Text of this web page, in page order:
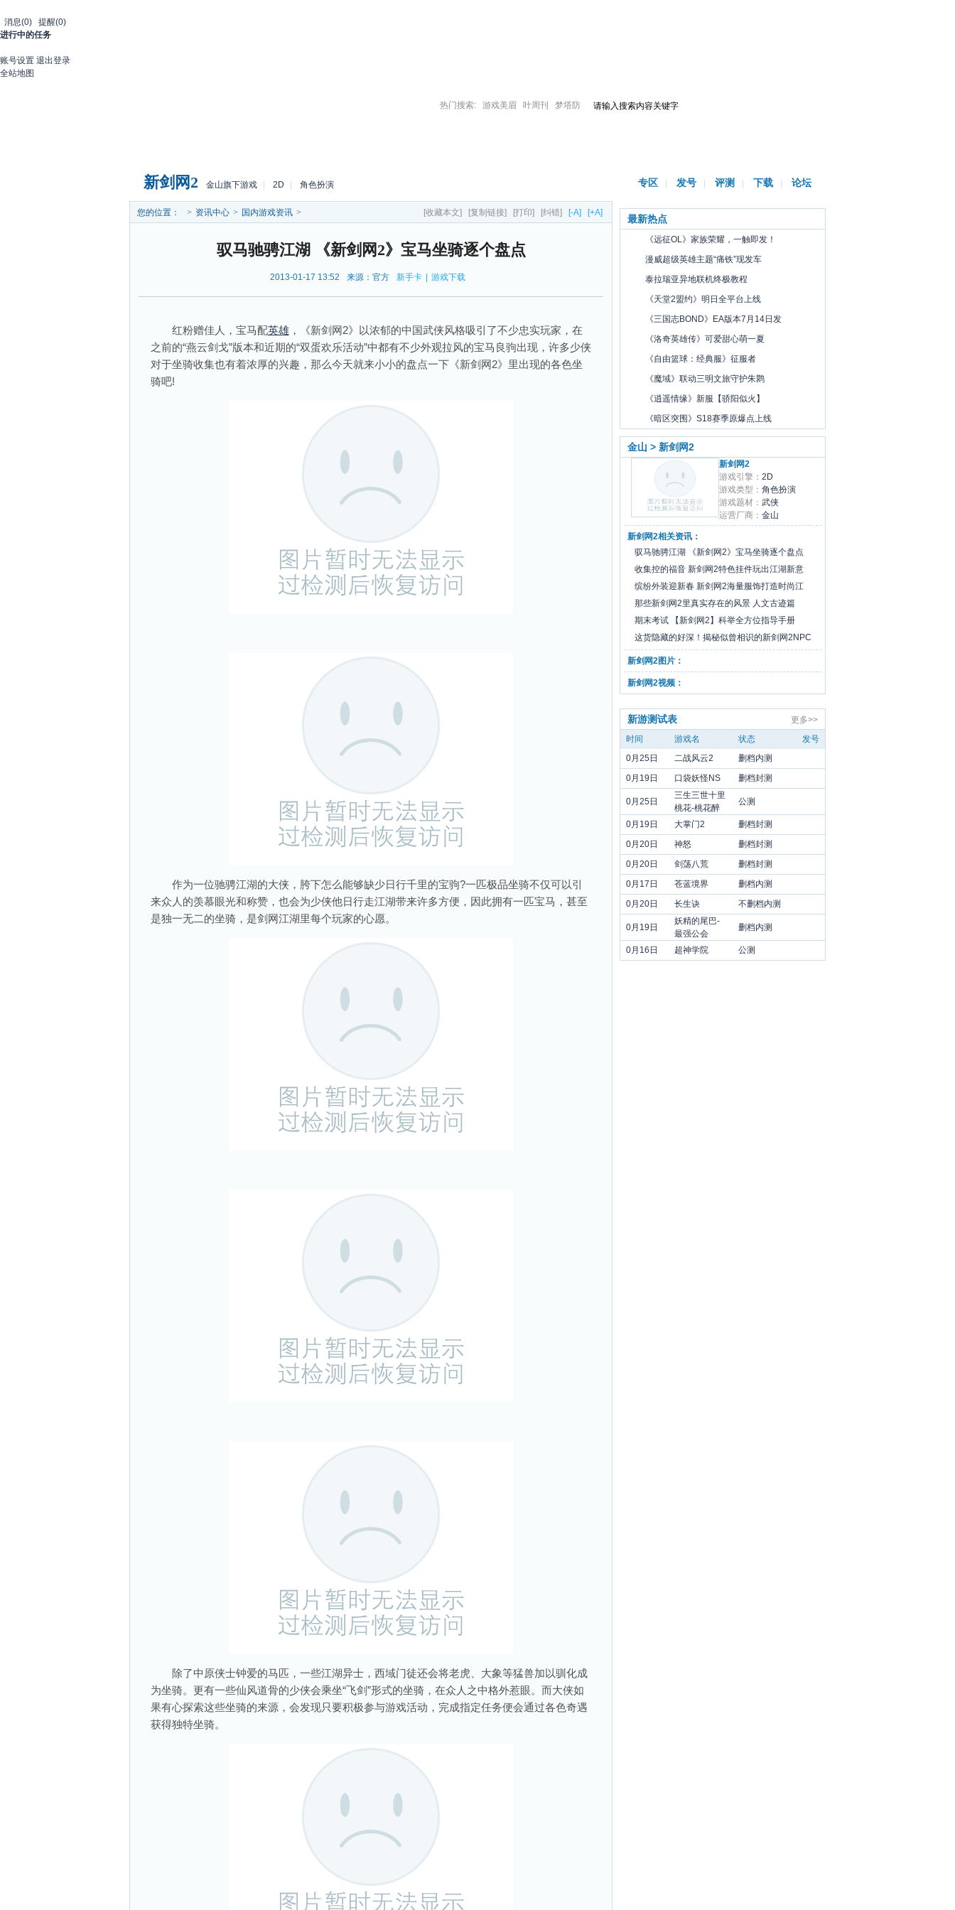
消息(0) 提醒(0)
进行中的任务
账号设置 退出登录
全站地图
热门搜索: 游戏美眉 叶周刊 梦塔防
新剑网2 金山旗下游戏 2D 角色扮演 专区 发号 评测 下载 论坛
您的位置： > 资讯中心 > 国内游戏资讯 > [收藏本文] [复制链接] [打印] [纠错] [-A] [+A]
驭马驰骋江湖 《新剑网2》宝马坐骑逐个盘点
2013-01-17 13:52 来源：官方 新手卡 游戏下载
红粉赠佳人，宝马配英雄，《新剑网2》以浓郁的中国武侠风格吸引了不少忠实玩家，在
之前的“燕云剑戈”版本和近期的“双蛋欢乐活动”中都有不少外观拉风的宝马良驹出现，许多少侠
对于坐骑收集也有着浓厚的兴趣，那么今天就来小小的盘点一下《新剑网2》里出现的各色坐
骑吧!
作为一位驰骋江湖的大侠，胯下怎么能够缺少日行千里的宝驹?一匹极品坐骑不仅可以引
来众人的羡慕眼光和称赞，也会为少侠他日行走江湖带来许多方便，因此拥有一匹宝马，甚至
是独一无二的坐骑，是剑网江湖里每个玩家的心愿。
除了中原侠士钟爱的马匹，一些江湖异士，西域门徒还会将老虎、大象等猛兽加以驯化成
为坐骑。更有一些仙风道骨的少侠会乘坐“飞剑”形式的坐骑，在众人之中格外惹眼。而大侠如
果有心探索这些坐骑的来源，会发现只要积极参与游戏活动，完成指定任务便会通过各色奇遇
获得独特坐骑。
最新热点
《远征OL》家族荣耀，一触即发！
漫威超级英雄主题“痛铁”现发车
泰拉瑞亚异地联机终极教程
《天堂2盟约》明日全平台上线
《三国志BOND》EA版本7月14日发
《洛奇英雄传》可爱甜心萌一夏
《自由篮球：经典服》征服者
《魔域》联动三明文旅守护朱鹮
《逍遥情缘》新服【骄阳似火】
《暗区突围》S18赛季原爆点上线
金山 > 新剑网2
新剑网2
游戏引擎： 2D
游戏类型： 角色扮演
游戏题材： 武侠
运营厂商： 金山
新剑网2相关资讯：
驭马驰骋江湖 《新剑网2》宝马坐骑逐个盘点
收集控的福音 新剑网2特色挂件玩出江湖新意
缤纷外装迎新春 新剑网2海量服饰打造时尚江
那些新剑网2里真实存在的风景 人文古迹篇
期末考试 【新剑网2】科举全方位指导手册
这货隐藏的好深！揭秘似曾相识的新剑网2NPC
新剑网2图片：
新剑网2视频：
新游测试表
更多>>
时间
游戏名 状态
发号
0月25日
二战风云2 删档内测
0月19日 口袋妖怪NS 删档封测
0月25日
三生三世十里
桃花-桃花醉
公测
0月19日 大掌门2 删档封测
0月20日 神怒 删档封测
0月20日 剑荡八荒 删档封测
0月17日 苍蓝境界 删档内测
0月20日 长生诀 不删档内测
0月19日
妖精的尾巴-
最强公会
删档内测
0月16日 超神学院 公测